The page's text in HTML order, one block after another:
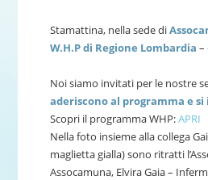
Stamattina, nella sede di
W.H.P di Regione Lombardia –
Noi siamo invitati per le nostre
aderiscono al programma e
Scopri il programma WHP:APRI
Nella foto insieme alla collega
maglietta gialla) sono ritratti
Assocamuna, Elvira Gaia –